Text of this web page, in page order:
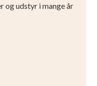
og udstyr i mange år